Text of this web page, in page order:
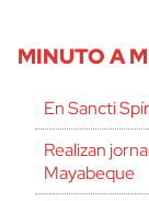
MINUTO A
En Sancti
Realizan
Mayabeque